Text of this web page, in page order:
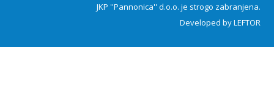
JKP ''Pannonica'' d.o.o. je strogo zabranjena.
Developed byLEFTOR